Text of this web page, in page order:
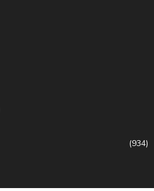
(934)